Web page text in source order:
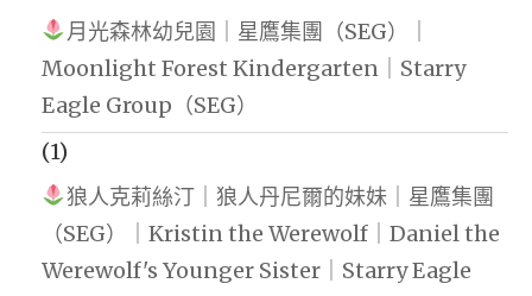
月光森林幼兒園｜星鷹集團（SEG）｜
Moonlight Forest Kindergarten｜Starry
Eagle Group（SEG）
(1)
狼人克莉絲汀｜狼人丹尼爾的妹妹｜星鷹集團
（SEG）｜Kristin the Werewolf｜Daniel the
Werewolf's Younger Sister｜Starry Eagle